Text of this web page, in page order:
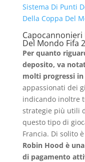
Sistema Di Punti
Della Coppa Del
Capocannonieri
Del Mondo Fifa
Per quanto
deposito, va
molti progressi
appassionati dei
indicando inoltre
strategie più utili
questo tipo di
Francia. Di solito
Robin Hood è
di pagamento